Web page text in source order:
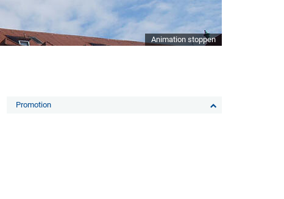
Animation stoppen
Promotion